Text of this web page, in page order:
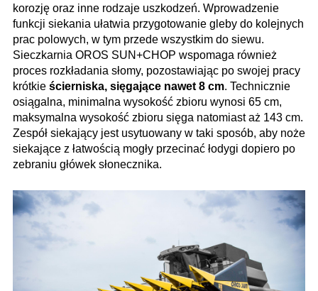
korozję oraz inne rodzaje uszkodzeń. Wprowadzenie
funkcji siekania ułatwia przygotowanie gleby do kolejnych
prac polowych, w tym przede wszystkim do siewu.
Sieczkarnia OROS SUN+CHOP wspomaga również
proces rozkładania słomy, pozostawiając po swojej pracy
krótkie ścierniska, sięgające nawet 8 cm. Technicznie
osiągalna, minimalna wysokość zbioru wynosi 65 cm,
maksymalna wysokość zbioru sięga natomiast aż 143 cm.
Zespół siekający jest usytuowany w taki sposób, aby noże
siekające z łatwością mogły przecinać łodygi dopiero po
zebraniu główek słonecznika.